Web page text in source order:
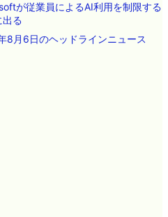
が従業員によるAI利用を制限する
出る
8月6日のヘッドラインニュース